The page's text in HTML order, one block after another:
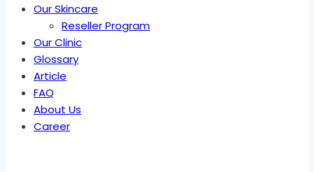
Our Skincare
Reseller Program
Our Clinic
Glossary
Article
FAQ
About Us
Career